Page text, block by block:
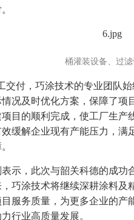
桶灌装设备、过滤
交付，巧涂技术的专业团队
况及时优化方案，保障了项
目的顺利完成，使工厂生
缓解企业现有产能压力，满
示，此次与韶关科德的成功
巧涂技术将继续深耕涂料及
服务质量，为更多企业的产
行业高质量发展。